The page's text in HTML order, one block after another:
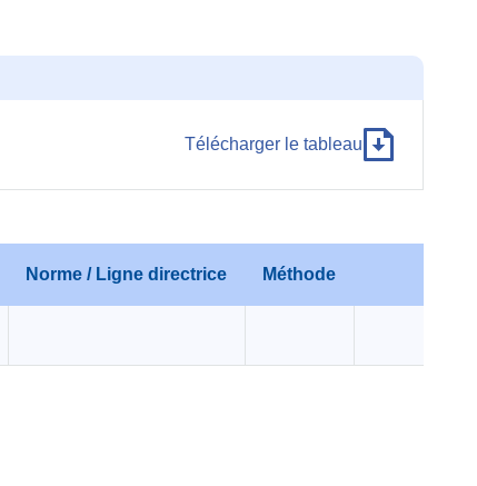
Télécharger le tableau
Norme / Ligne directrice Méthode